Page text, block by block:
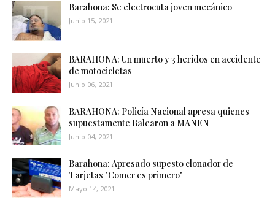
Barahona: Se electrocuta joven mecánico
Junio 15, 2021
BARAHONA: Un muerto y 3 heridos en accidente
de motocicletas
Junio 06, 2021
BARAHONA: Policía Nacional apresa quienes
supuestamente Balearon a MANEN
Junio 04, 2021
Barahona: Apresado supesto clonador de
Tarjetas "Comer es primero"
Mayo 14, 2021